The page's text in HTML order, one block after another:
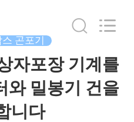
곤포기
자포장 기계를
와 밀봉기 건을
니다